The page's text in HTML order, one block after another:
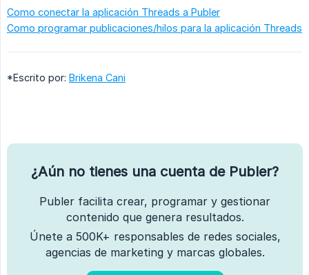
Como conectar la aplicación Threads a Publer
Como programar publicaciones/hilos para la aplicación Threads
*Escrito por: Brikena Cani
¿Aún no tienes una cuenta de Publer?
Publer facilita crear, programar y gestionar
contenido que genera resultados.
Únete a 500K+ responsables de redes sociales,
agencias de marketing y marcas globales.